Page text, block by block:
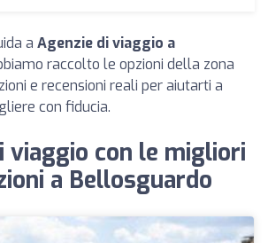
a Agenzie di viaggio a
raccolto le opzioni della zona
e recensioni reali per aiutarti a
con fiducia.
viaggio con le migliori
a Bellosguardo